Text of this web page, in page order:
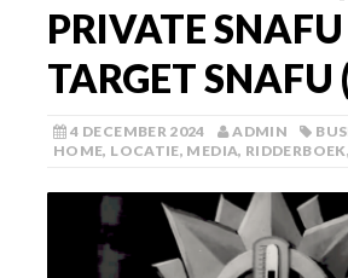
PRIVATE
TARGET SNAFU
4 DECEMBER 2024 ADMIN
HOME, LOCATIE, MEDIA, RIDDERBOEK